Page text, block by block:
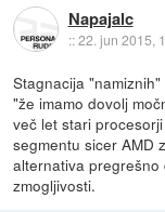
Napajalc
::22. jun 2015,
Stagnacija
"že imamo dovolj
več let stari
segmentu sicer AMD
alternativa
zmogljivosti.